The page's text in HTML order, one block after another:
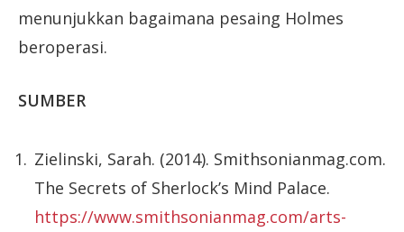
menunjukkan bagaimana pesaing Holmes
beroperasi.
SUMBER
Zielinski, Sarah. (2014). Smithsonianmag.com.
The Secrets of Sherlock’s Mind Palace.
https://www.smithsonianmag.com/arts-